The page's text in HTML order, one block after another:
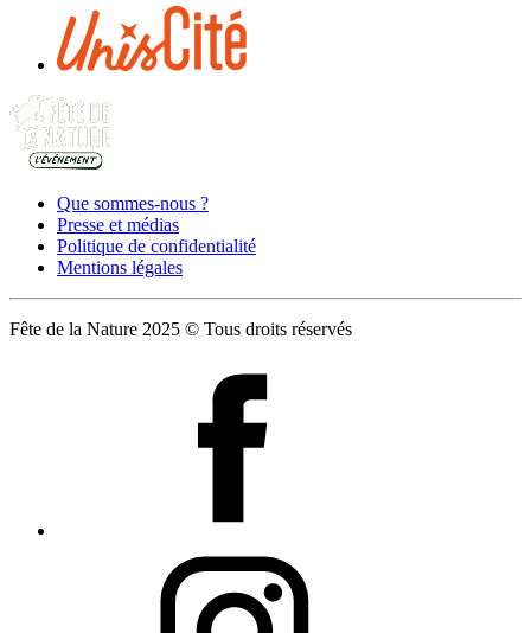
Que sommes-nous ?
Presse et médias
Politique de confidentialité
Mentions légales
Fête de la Nature 2025 © Tous droits réservés